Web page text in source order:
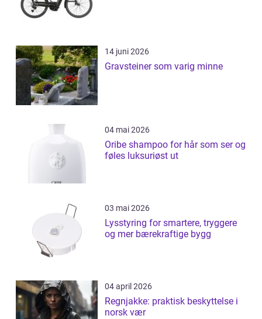
14 juni 2026
Gravsteiner som varig minne
04 mai 2026
Oribe shampoo for hår som ser og
føles luksuriøst ut
03 mai 2026
Lysstyring for smartere, tryggere
og mer bærekraftige bygg
04 april 2026
Regnjakke: praktisk beskyttelse i
norsk vær